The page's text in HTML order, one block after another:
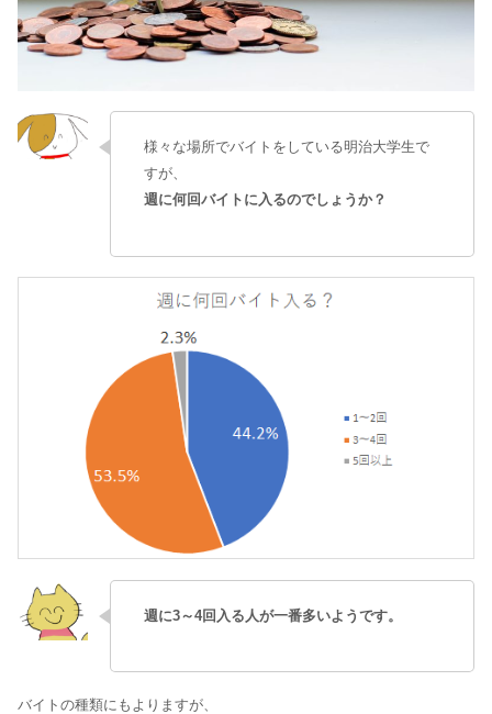
様々な場所でバイトをしている明治大学生で
すが、
週に何回バイトに入るのでしょうか？
週に3～4回入る人が一番多いようです。
バイトの種類にもよりますが、